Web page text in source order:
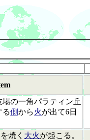
場の一角パラティン丘
る側から火が出て6日
焼く 大火が起こる。